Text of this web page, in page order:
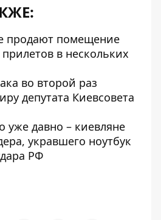
продают помещение
в нескольких
во второй раз
депутата Киевсовета
уже давно – киевляне
укравшего ноутбук
РФ